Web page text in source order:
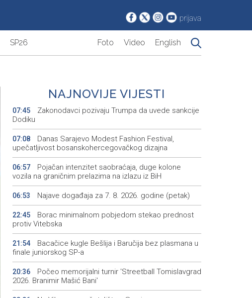
prijava
SP26 Foto Video English
NAJNOVIJE VIJESTI
07:45
Zakonodavci pozivaju Trumpa da uvede sankcije
Dodiku
07:08
Danas Sarajevo Modest Fashion Festival,
upečatljivost bosanskohercegovačkog dizajna
06:57
Pojačan intenzitet saobraćaja, duge kolone
vozila na graničnim prelazima na izlazu iz BiH
06:53 Najave događaja za 7. 8. 2026. godine (petak)
22:45
Borac minimalnom pobjedom stekao prednost
protiv Vitebska
21:54
Bacačice kugle Bešlija i Baručija bez plasmana u
finale juniorskog SP-a
20:36
Počeo memorijalni turnir 'Streetball Tomislavgrad
2026. Branimir Mašić Bani'